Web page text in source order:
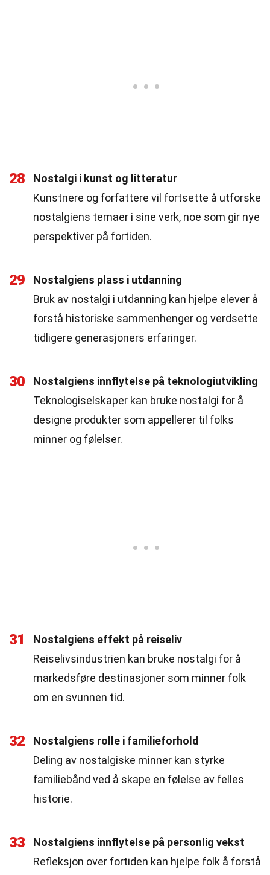
28
Nostalgi i kunst og litteratur
Kunstnere og forfattere vil fortsette å utforske
nostalgiens temaer i sine verk, noe som gir nye
perspektiver på fortiden.
29
Nostalgiens plass i utdanning
Bruk av nostalgi i utdanning kan hjelpe elever å
forstå historiske sammenhenger og verdsette
tidligere generasjoners erfaringer.
30
Nostalgiens innflytelse på teknologiutvikling
Teknologiselskaper kan bruke nostalgi for å
designe produkter som appellerer til folks
minner og følelser.
31
Nostalgiens effekt på reiseliv
Reiselivsindustrien kan bruke nostalgi for å
markedsføre destinasjoner som minner folk
om en svunnen tid.
32
Nostalgiens rolle i familieforhold
Deling av nostalgiske minner kan styrke
familiebånd ved å skape en følelse av felles
historie.
33
Nostalgiens innflytelse på personlig vekst
Refleksjon over fortiden kan hjelpe folk å forstå